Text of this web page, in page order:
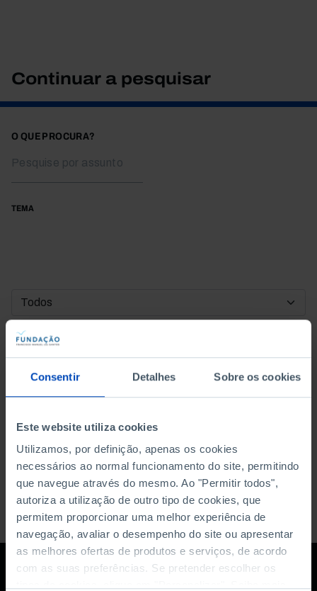
Consentir Detalhes Sobre os cookies
Este website utiliza cookies
Utilizamos, por definição, apenas os cookies
necessários ao normal funcionamento do site, permitindo
que navegue através do mesmo. Ao "Permitir todos",
autoriza a utilização de outro tipo de cookies, que
permitem proporcionar uma melhor experiência de
navegação, avaliar o desempenho do site ou apresentar
as melhores ofertas de produtos e serviços, de acordo
com as suas preferências. Se pretender escolher os
Continuar a pesquisar
O QUE PROCURA?
TEMA
DATA DE INÍCIO
DATA DE FIM